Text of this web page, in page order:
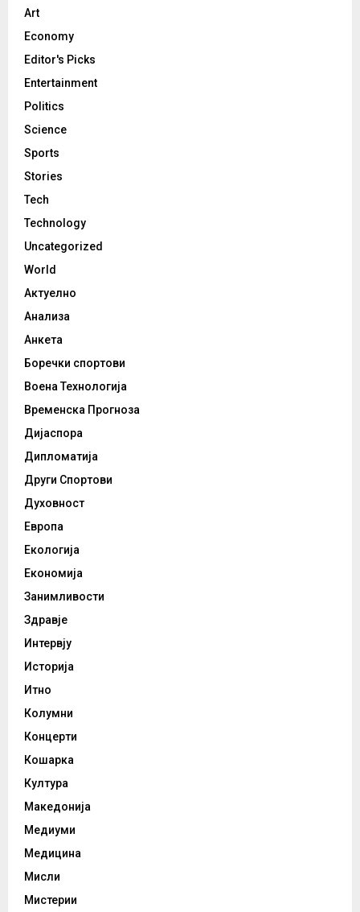
Art
Economy
Editor's Picks
Entertainment
Politics
Science
Sports
Stories
Tech
Technology
Uncategorized
World
Актуелно
Анализа
Анкета
Боречки спортови
Воена Технологија
Временска Прогноза
Дијаспора
Дипломатија
Други Спортови
Духовност
Европа
Екологија
Економија
Занимливости
Здравје
Интервју
Историја
Итно
Колумни
Концерти
Кошарка
Култура
Македонија
Медиуми
Медицина
Мисли
Мистерии